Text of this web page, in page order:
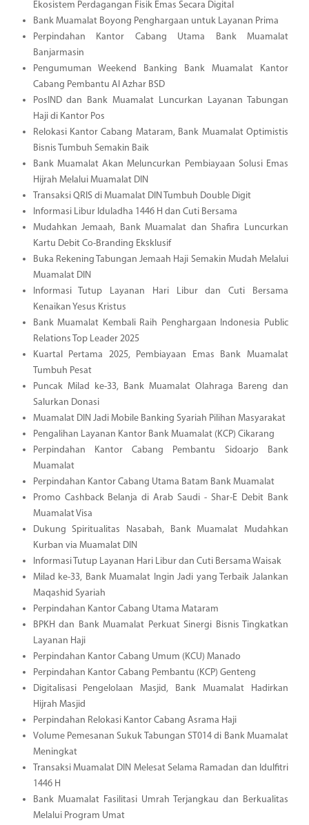
Ekosistem Perdagangan Fisik Emas Secara Digital
Bank Muamalat Boyong Penghargaan untuk Layanan Prima
Perpindahan Kantor Cabang Utama Bank Muamalat
Banjarmasin
Pengumuman Weekend Banking Bank Muamalat Kantor
Cabang Pembantu Al Azhar BSD
PosIND dan Bank Muamalat Luncurkan Layanan Tabungan
Haji di Kantor Pos
Relokasi Kantor Cabang Mataram, Bank Muamalat Optimistis
Bisnis Tumbuh Semakin Baik
Bank Muamalat Akan Meluncurkan Pembiayaan Solusi Emas
Hijrah Melalui Muamalat DIN
Transaksi QRIS di Muamalat DIN Tumbuh Double Digit
Informasi Libur Iduladha 1446 H dan Cuti Bersama
Mudahkan Jemaah, Bank Muamalat dan Shafira Luncurkan
Kartu Debit Co-Branding Eksklusif
Buka Rekening Tabungan Jemaah Haji Semakin Mudah Melalui
Muamalat DIN
Informasi Tutup Layanan Hari Libur dan Cuti Bersama
Kenaikan Yesus Kristus
Bank Muamalat Kembali Raih Penghargaan Indonesia Public
Relations Top Leader 2025
Kuartal Pertama 2025, Pembiayaan Emas Bank Muamalat
Tumbuh Pesat
Puncak Milad ke-33, Bank Muamalat Olahraga Bareng dan
Salurkan Donasi
Muamalat DIN Jadi Mobile Banking Syariah Pilihan Masyarakat
Pengalihan Layanan Kantor Bank Muamalat (KCP) Cikarang
Perpindahan Kantor Cabang Pembantu Sidoarjo Bank
Muamalat
Perpindahan Kantor Cabang Utama Batam Bank Muamalat
Promo Cashback Belanja di Arab Saudi - Shar-E Debit Bank
Muamalat Visa
Dukung Spiritualitas Nasabah, Bank Muamalat Mudahkan
Kurban via Muamalat DIN
Informasi Tutup Layanan Hari Libur dan Cuti Bersama Waisak
Milad ke-33, Bank Muamalat Ingin Jadi yang Terbaik Jalankan
Maqashid Syariah
Perpindahan Kantor Cabang Utama Mataram
BPKH dan Bank Muamalat Perkuat Sinergi Bisnis Tingkatkan
Layanan Haji
Perpindahan Kantor Cabang Umum (KCU) Manado
Perpindahan Kantor Cabang Pembantu (KCP) Genteng
Digitalisasi Pengelolaan Masjid, Bank Muamalat Hadirkan
Hijrah Masjid
Perpindahan Relokasi Kantor Cabang Asrama Haji
Volume Pemesanan Sukuk Tabungan ST014 di Bank Muamalat
Meningkat
Transaksi Muamalat DIN Melesat Selama Ramadan dan Idulfitri
1446 H
Bank Muamalat Fasilitasi Umrah Terjangkau dan Berkualitas
Melalui Program Umat